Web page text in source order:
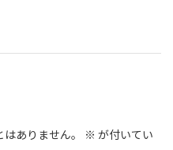
ありません。 ※ が付いてい